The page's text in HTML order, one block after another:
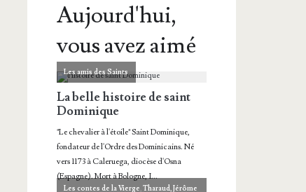
Aujourd'hui,
vous avez aimé